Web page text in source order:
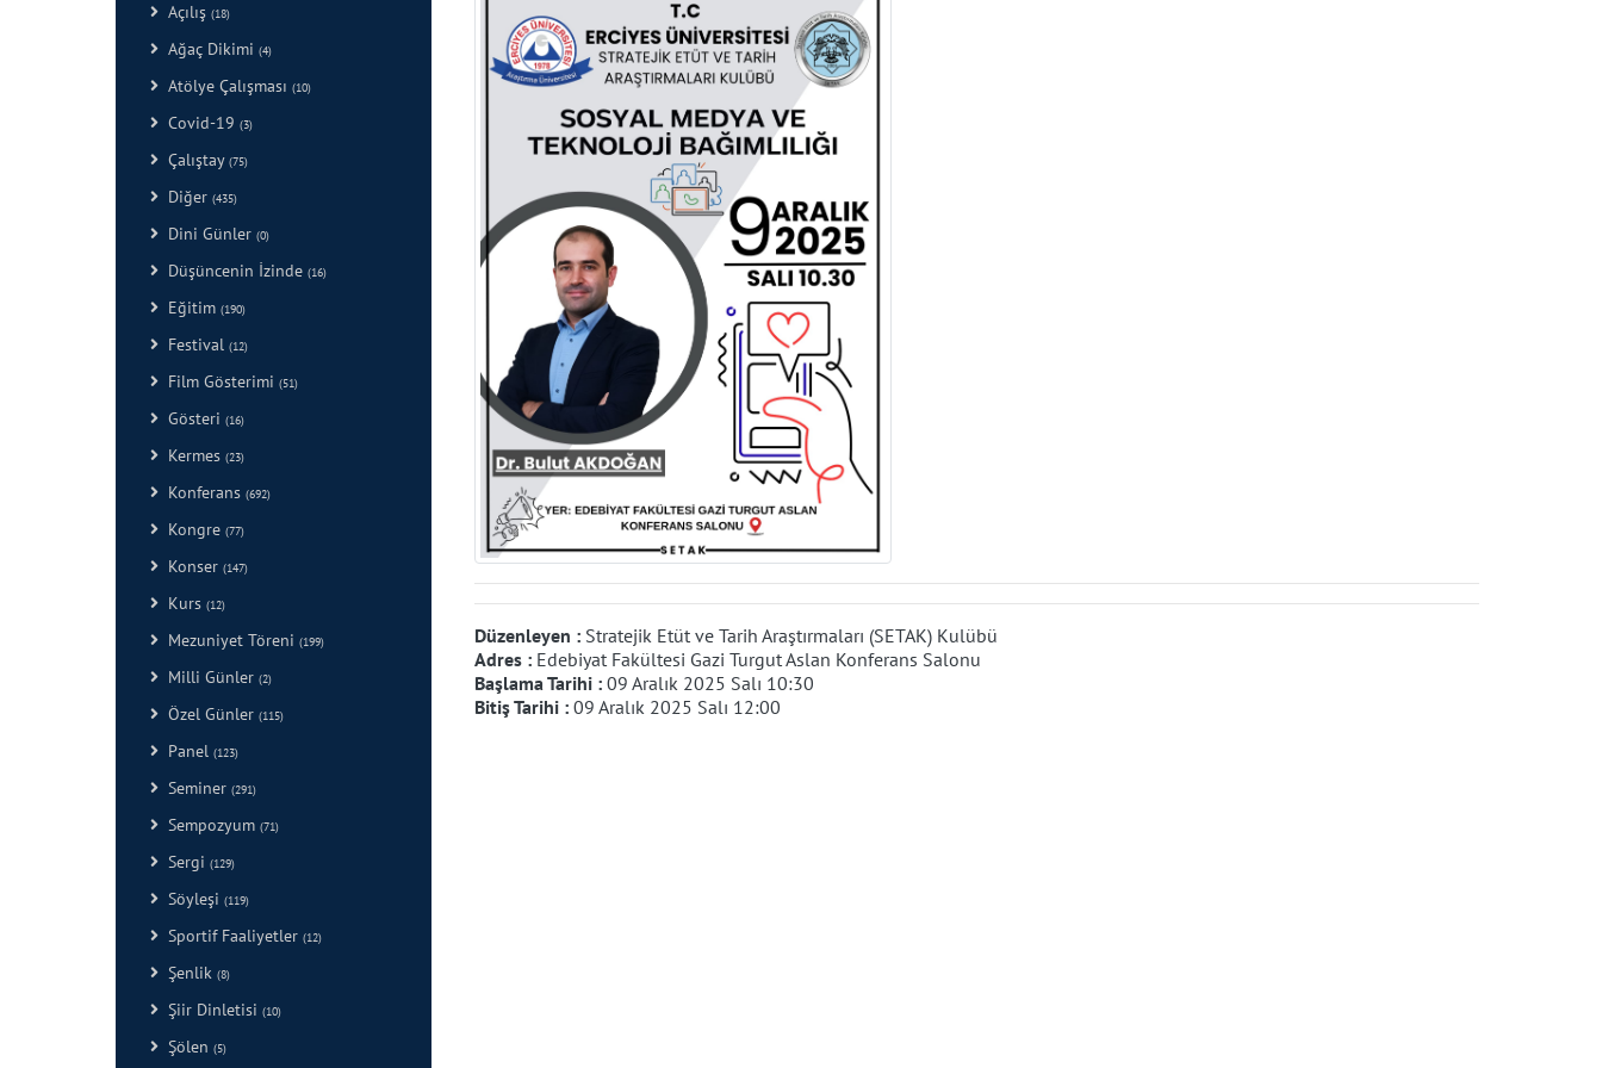
Açılış (18)
Ağaç Dikimi (4)
Atölye Çalışması (10)
Covid-19 (3)
Çalıştay (75)
Diğer (435)
Dini Günler (0)
Düşüncenin İzinde (16)
Eğitim (190)
Festival (12)
Film Gösterimi (51)
Gösteri (16)
Kermes (23)
Konferans (692)
Kongre (77)
Konser (147)
Kurs (12)
Mezuniyet Töreni (199)
Milli Günler (2)
Özel Günler (115)
Panel (123)
Seminer (291)
Sempozyum (71)
Sergi (129)
Söyleşi (119)
Sportif Faaliyetler (12)
Şenlik (8)
Şiir Dinletisi (10)
Şölen (5)
Düzenleyen : Stratejik Etüt ve Tarih Araştırmaları (SETAK) Kulübü
Adres : Edebiyat Fakültesi Gazi Turgut Aslan Konferans Salonu
Başlama Tarihi : 09 Aralık 2025 Salı 10:30
Bitiş Tarihi : 09 Aralık 2025 Salı 12:00